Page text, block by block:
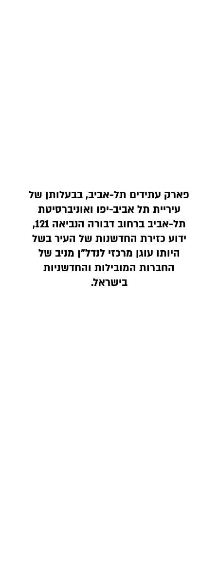
פארק עתידים תל-אביב, בבעלותן של
עיריית תל אביב-יפו ואוניברסיטת
תל-אביב ברחוב דבורה הנביאה 121,
ידוע כזירת החדשנות של העיר בשל
היותו עוגן מרכזי לנדל"ן מניב של
החברות המובילות והחדשניות
בישראל.